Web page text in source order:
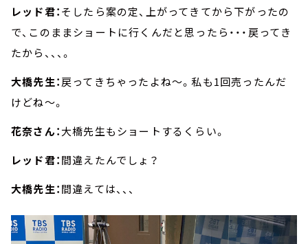
レッド君：そしたら案の定、上がってきてから下がったの
で、このままショートに行くんだと思ったら・・・戻ってき
たから、、、。
大橋先生：戻ってきちゃったよね～。私も1回売ったんだ
けどね～。
花奈さん：大橋先生もショートするくらい。
レッド君：間違えたんでしょ？
大橋先生：間違えては、、、